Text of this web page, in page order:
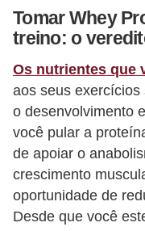
Tomar Whey
treino: o
Os nutrientes que
aos seus
o desenvolvimento
você pular a
de apoiar o
crescimento
oportunidade de
Desde que você